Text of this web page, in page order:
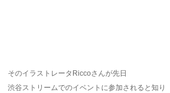
そのイラストレータRiccoさんが先日
渋谷ストリームでのイベントに参加されると知り